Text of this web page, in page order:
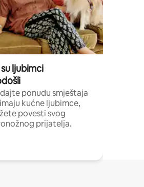
ljubimci
ponudu smještaja
kućne ljubimce,
povesti svog
prijatelja.